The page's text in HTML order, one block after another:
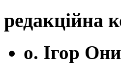
редакційна
о. Ігор